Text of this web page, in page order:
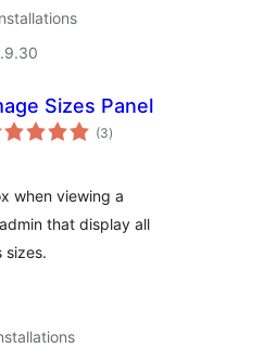
Sizes Panel
(3total
ratings
)
when viewing a
that display all
sizes.